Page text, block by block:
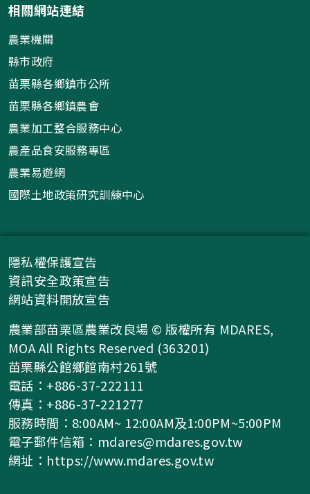
相關網站連結
農業機關
縣市政府
苗栗縣各鄉鎮市公所
苗栗縣各鄉鎮農會
農業加工整合服務中心
農產品食安服務專區
農業易遊網
國際土地政策研究訓練中心
隱私權保護宣告
資訊安全政策宣告
網站資料開放宣告
農業部苗栗區農業改良場 © 版權所有 MDARES,
MOA All Rights Reserved (363201)
苗栗縣公館鄉館南村261號
電話：+886-37-222111
傳真：+886-37-221277
服務時間：8:00AM~ 12:00AM及1:00PM~5:00PM
電子郵件信箱： mdares@mdares.gov.tw
網址： https://www.mdares.gov.tw